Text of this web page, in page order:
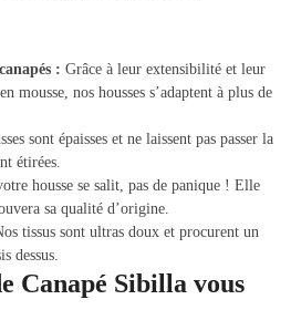
: Grâce à leur extensibilité et leur
mousse, nos housses s’adaptent à plus de
sont épaisses et ne laissent pas passer la
étirées.
housse se salit, pas de panique ! Elle
sa qualité d’origine.
tissus sont ultras doux et procurent un
dessus.
Canapé Sibilla vous